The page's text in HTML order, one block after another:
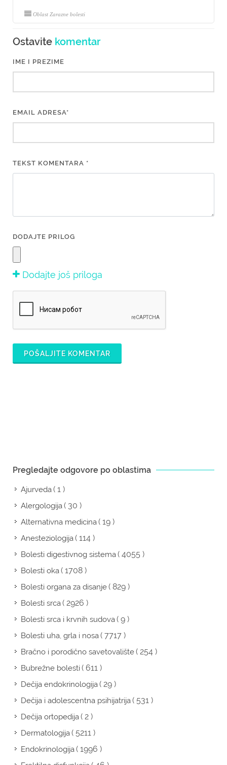
Oblast Zarazne bolesti
Ostavite komentar
IME I PREZIME
EMAIL ADRESA*
TEKST KOMENTARA *
DODAJTE PRILOG
Dodajte još priloga
POŠALJITE KOMENTAR
Pregledajte odgovore po oblastima
Ajurveda( 1 )
Alergologija( 30 )
Alternativna medicina( 19 )
Anesteziologija( 114 )
Bolesti digestivnog sistema( 4055 )
Bolesti oka( 1708 )
Bolesti organa za disanje( 829 )
Bolesti srca( 2926 )
Bolesti srca i krvnih sudova( 9 )
Bolesti uha, grla i nosa( 7717 )
Bračno i porodično savetovalište( 254 )
Bubrežne bolesti( 611 )
Dečija endokrinologija( 29 )
Dečija i adolescentna psihijatrija( 531 )
Dečija ortopedija( 2 )
Dermatologija( 5211 )
Endokrinologija( 1996 )